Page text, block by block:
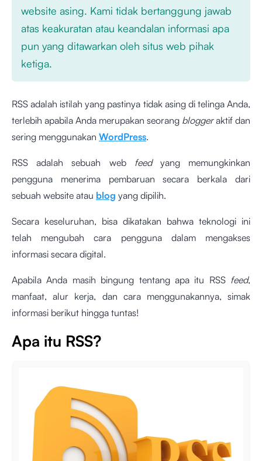
website asing. Kami tidak bertanggung jawab
atas keakuratan atau keandalan informasi apa
pun yang ditawarkan oleh situs web pihak
ketiga.
RSS adalah istilah yang pastinya tidak asing di telinga Anda,
terlebih apabila Anda merupakan seorang bloggeraktif dan
sering menggunakan WordPress.
RSS adalah sebuah web feed yang memungkinkan
pengguna menerima pembaruan secara berkala dari
sebuah website atau blog yang dipilih.
Secara keseluruhan, bisa dikatakan bahwa teknologi ini
telah mengubah cara pengguna dalam mengakses
informasi secara digital.
Apabila Anda masih bingung tentang apa itu RSS feed,
manfaat, alur kerja, dan cara menggunakannya, simak
informasi berikut hingga tuntas!
Apa itu RSS?